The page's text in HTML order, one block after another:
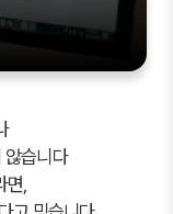
않습니다
,